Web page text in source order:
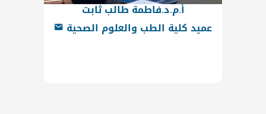
أ.م.د.فاطمة طالب ثابت
عميد كلية الطب والعلوم الصحية